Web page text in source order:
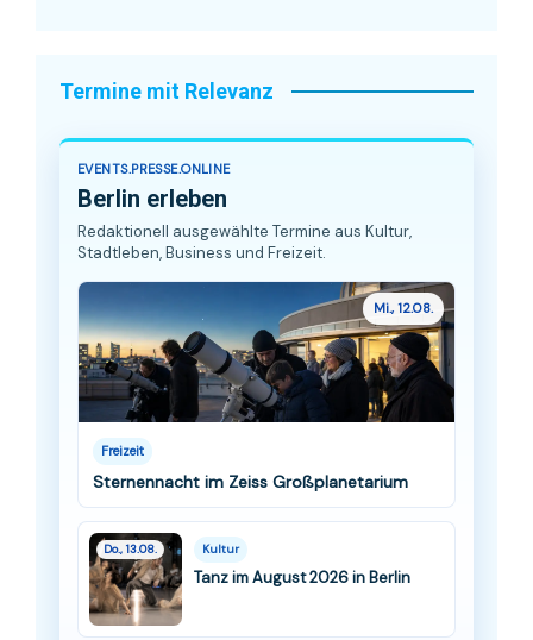
Termine mit Relevanz
EVENTS.PRESSE.ONLINE
Berlin erleben
Redaktionell ausgewählte Termine aus Kultur,
Stadtleben, Business und Freizeit.
Mi., 12.08.
Freizeit
Sternennacht im Zeiss Großplanetarium
Do., 13.08. Kultur
Tanz im August 2026 in Berlin